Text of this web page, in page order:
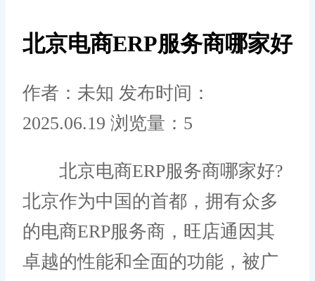
北京电商ERP服务商哪家好
作者：未知 发布时间：
2025.06.19 浏览量：5
北京电商ERP服务商哪家好?
北京作为中国的首都，拥有众多
的电商ERP服务商，旺店通因其
卓越的性能和全面的功能，被广